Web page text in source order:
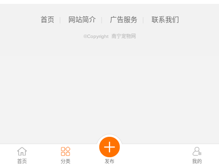
首页 分类 发布 我的
首页 网站简介 广告服务 联系我们
©Copyright 南宁宠物网